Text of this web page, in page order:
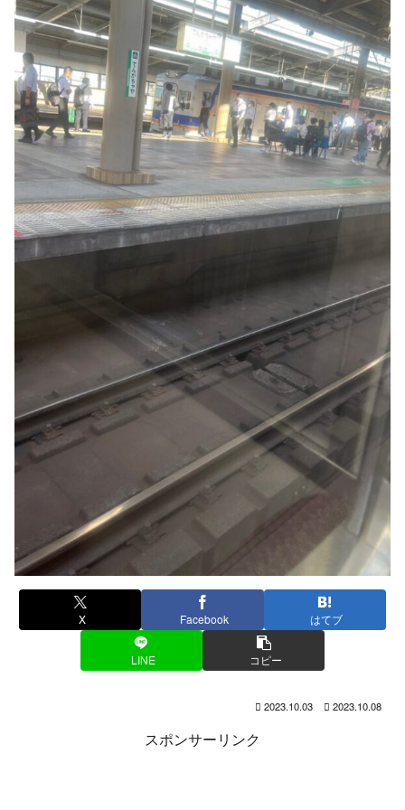
X Facebook はてブ
LINE コピー
2023.10.03 2023.10.08
スポンサーリンク